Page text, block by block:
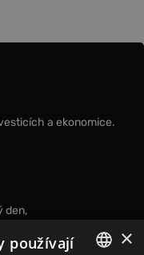
a ekonomice.
den,
×
používají